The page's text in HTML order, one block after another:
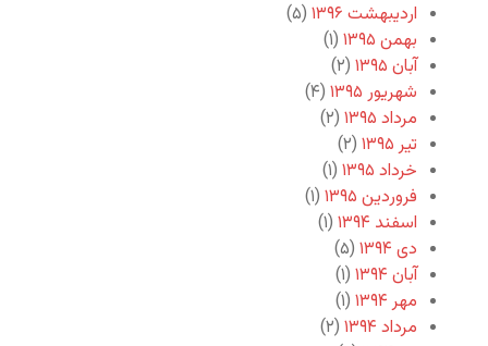
اردیبهشت ۱۳۹۶
(۵)
بهمن ۱۳۹۵
(۱)
آبان ۱۳۹۵
(۲)
شهریور ۱۳۹۵
(۴)
مرداد ۱۳۹۵
(۲)
تیر ۱۳۹۵
(۲)
خرداد ۱۳۹۵
(۱)
فروردین ۱۳۹۵
(۱)
اسفند ۱۳۹۴
(۱)
دی ۱۳۹۴
(۵)
آبان ۱۳۹۴
(۱)
مهر ۱۳۹۴
(۱)
مرداد ۱۳۹۴
(۲)